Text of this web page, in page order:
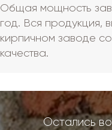
Общая мощность
год. Вся продукция,
кирпичном заводе
качества.
Остались